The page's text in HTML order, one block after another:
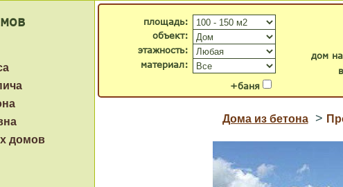
домов
дом
+баня
объект:
материал:
площадь:
этажность:
Дома из бетона >